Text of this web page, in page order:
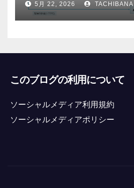
5月 22, 2026 TACHIBANA
このブログの利用について
ソーシャルメディア利用規約
ソーシャルメディアポリシー